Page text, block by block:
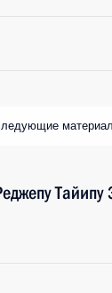
Тайипу